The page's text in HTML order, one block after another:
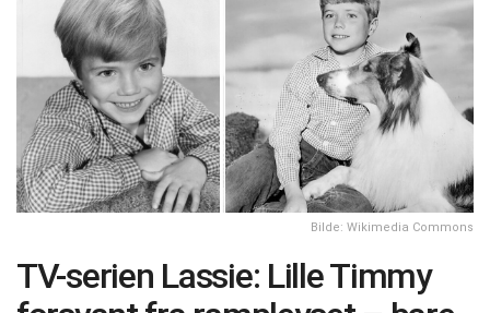
Bilde: Wikimedia Commons
TV-serien Lassie: Lille Timmy